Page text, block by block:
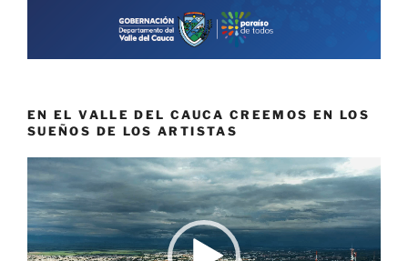
EN EL VALLE DEL CAUCA CREEMOS EN LOS
SUEÑOS DE LOS ARTISTAS
Reproductor
de
vídeo